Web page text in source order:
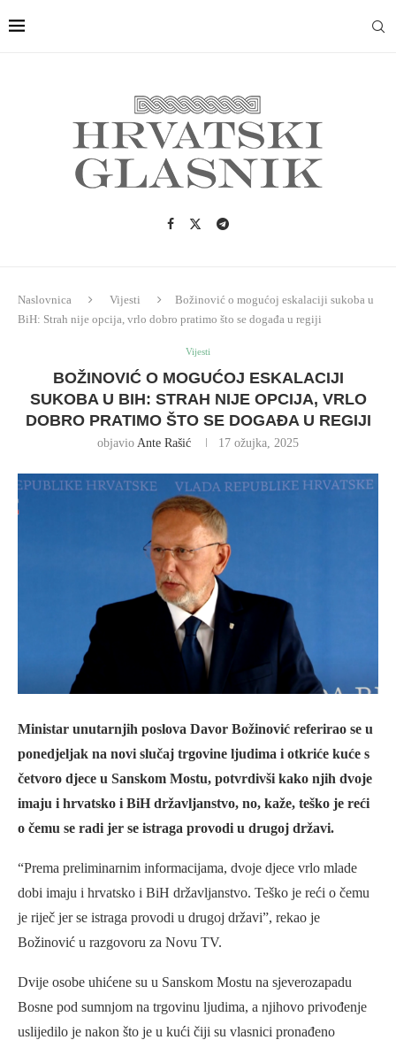
Naslovnica Vijesti
Božinović o mogućoj eskalaciji sukoba u
BiH: Strah nije opcija, vrlo dobro pratimo što se događa u regiji
Vijesti
BOŽINOVIĆ O MOGUĆOJ ESKALACIJI
SUKOBA U BIH: STRAH NIJE OPCIJA, VRLO
DOBRO PRATIMO ŠTO SE DOGAĐA U REGIJI
objavio Ante Rašić 17 ožujka, 2025
Ministar unutarnjih poslova Davor Božinović referirao se u
ponedjeljak na novi slučaj trgovine ljudima i otkriće kuće s
četvoro djece u Sanskom Mostu, potvrdivši kako njih dvoje
imaju i hrvatsko i BiH državljanstvo, no, kaže, teško je reći
o čemu se radi jer se istraga provodi u drugoj državi.
“Prema preliminarnim informacijama, dvoje djece vrlo mlade
dobi imaju i hrvatsko i BiH državljanstvo. Teško je reći o čemu
je riječ jer se istraga provodi u drugoj državi”, rekao je
Božinović u razgovoru za Novu TV.
Dvije osobe uhićene su u Sanskom Mostu na sjeverozapadu
Bosne pod sumnjom na trgovinu ljudima, a njihovo privođenje
uslijedilo je nakon što je u kući čiji su vlasnici pronađeno